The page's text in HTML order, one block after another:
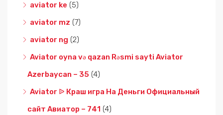
aviator ke (5)
aviator mz (7)
aviator ng (2)
Aviator oyna və qazan Rəsmi sayti Aviator
Azerbaycan – 35 (4)
Aviator ᐉ Краш игра На Деньги Официальный
сайт Авиатор – 741 (4)